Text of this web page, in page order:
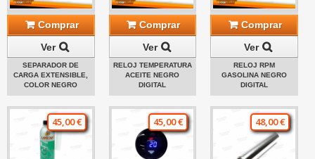
Comprar
Ver
SEPARADOR DE
CARGA EXTENSIBLE,
COLOR NEGRO
Comprar
Ver
RELOJ TEMPERATURA
ACEITE NEGRO
DIGITAL
Comprar
Ver
RELOJ RPM
GASOLINA NEGRO
DIGITAL
45,00 € 45,00 € 48,00 €